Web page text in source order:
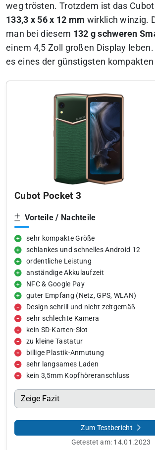
weg trösten. Trotzdem ist das
133,3 x 56 x 12 mm wirklich winzig.
man bei diesem 132 g schweren
einem 4,5 Zoll großen Display
es eines der günstigsten
Cubot Pocket 3
Vorteile / Nachteile
sehr kompakte Größe
schlankes und schnelles Android 12
ordentliche Leistung
anständige Akkulaufzeit
NFC & Google Pay
guter Empfang (Netz, GPS, WLAN)
Design schrill und nicht zeitgemäß
sehr schlechte Kamera
kein SD-Karten-Slot
zu kleine Tastatur
billige Plastik-Anmutung
sehr langsames Laden
kein 3,5mm Kopfhöreranschluss
Zeige Fazit
Zum Testbericht
Getestet am: 14.01.2023